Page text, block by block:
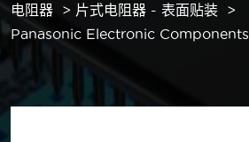
电阻器
片式电阻器 - 表面贴装
Panasonic Electronic Components